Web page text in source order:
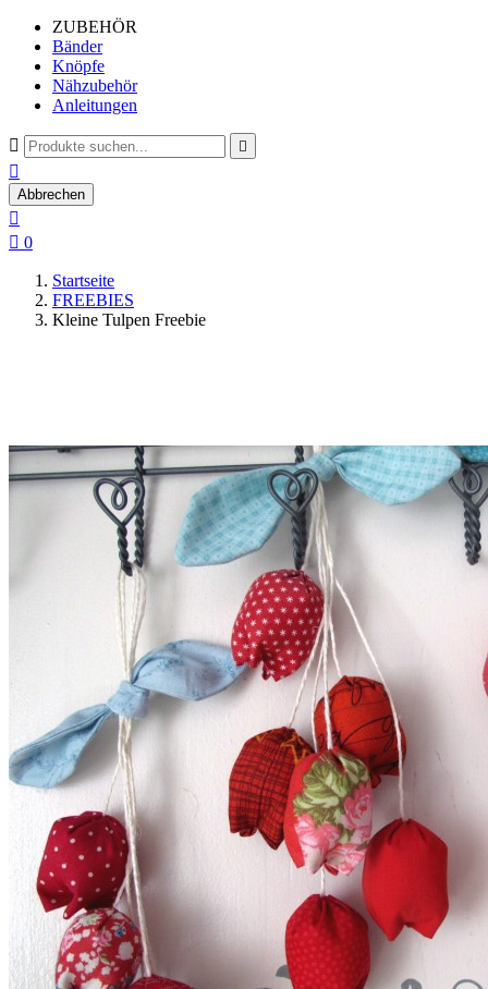
ZUBEHÖR
Bänder
Knöpfe
Nähzubehör
Anleitungen
 

Abbrechen

 0
Startseite
FREEBIES
Kleine Tulpen Freebie